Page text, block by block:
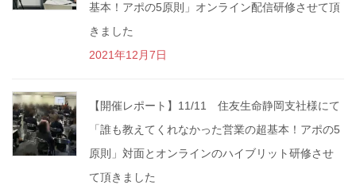
基本！アポの5原則」オンライン配信研修させて頂
きました
2021年12月7日
【開催レポート】11/11 住友生命静岡支社様にて
「誰も教えてくれなかった営業の超基本！アポの5
原則」対面とオンラインのハイブリット研修させ
て頂きました